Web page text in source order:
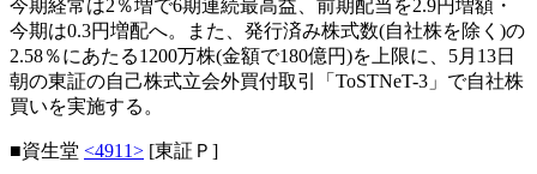
今期経常は2％増で6期連続最高益、前期配当を2.9円増額・
今期は0.3円増配へ。また、発行済み株式数(自社株を除く)の
2.58％にあたる1200万株(金額で180億円)を上限に、5月13日
朝の東証の自己株式立会外買付取引「ToSTNeT-3」で自社株
買いを実施する。
■資生堂 <4911> [東証Ｐ]